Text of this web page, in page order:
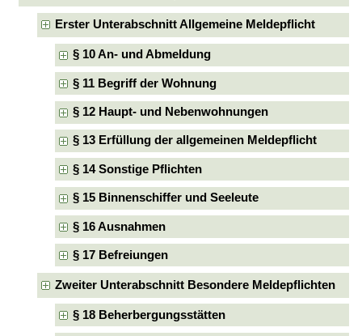
Erster Unterabschnitt Allgemeine Meldepflicht
§ 10 An- und Abmeldung
§ 11 Begriff der Wohnung
§ 12 Haupt- und Nebenwohnungen
§ 13 Erfüllung der allgemeinen Meldepflicht
§ 14 Sonstige Pflichten
§ 15 Binnenschiffer und Seeleute
§ 16 Ausnahmen
§ 17 Befreiungen
Zweiter Unterabschnitt Besondere Meldepflichten
§ 18 Beherbergungsstätten